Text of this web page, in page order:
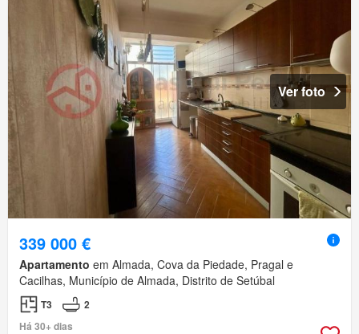
Ver foto
339 000 €
Apartamento em Almada, Cova da Piedade, Pragal e
Cacilhas, Município de Almada, Distrito de Setúbal
T3
2
Há 30+ dias